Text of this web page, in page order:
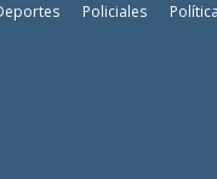
Policiales Política